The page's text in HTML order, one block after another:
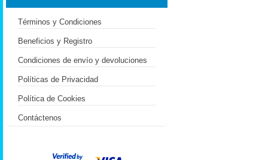
Términos y Condiciones
Beneficios y Registro
Condiciones de envío y devoluciones
Políticas de Privacidad
Política de Cookies
Contáctenos